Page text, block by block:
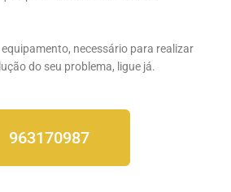
necessário para realizar
do seu problema, ligue já.
963170987